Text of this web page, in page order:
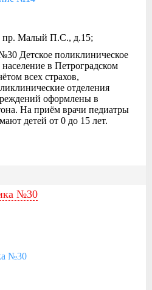
пр. Малый П.С., д.15;
Детское поликлиническое
в Петроградском
всех страхов,
отделения
оформлены в
На приём врачи педиатры
детей от 0 до 15 лет.
№30